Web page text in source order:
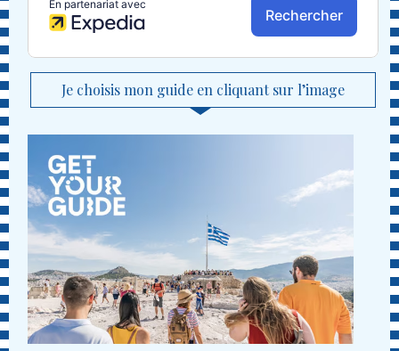
Je choisis mon guide en cliquant sur l’image